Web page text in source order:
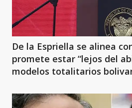
De la Espriella se alinea
promete estar “lejos del
modelos totalitarios